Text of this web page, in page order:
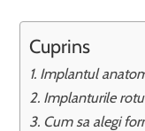
Cuprins
Implantul
Implanturile
Cum sa alegi